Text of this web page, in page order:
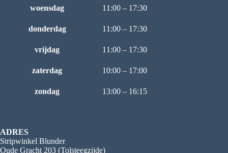
woensdag 11:00 – 17:30
donderdag 11:00 – 17:30
vrijdag 11:00 – 17:30
zaterdag 10:00 – 17:00
zondag 13:00 – 16:15
ADRES
Stripwinkel Blunder
Oude Gracht 203 (Tolsteegzijde)